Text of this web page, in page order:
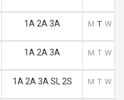
1A 2A 3A M T W
1A 2A 3A M T W
1A 2A 3A SL 2S M T W